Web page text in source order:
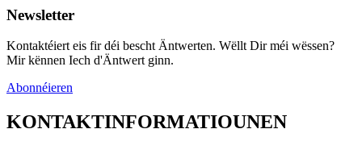
Newsletter
Kontaktéiert eis fir déi bescht Äntwerten. Wëllt Dir méi wëssen?
Mir kënnen Iech d'Äntwert ginn.
Abonnéieren
KONTAKTINFORMATIOUNEN